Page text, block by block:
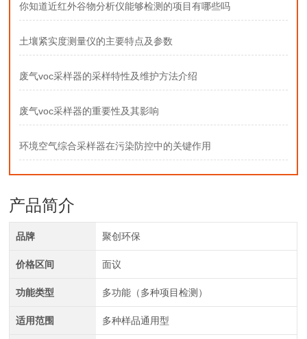
你知道近红外谷物分析仪能够检测的项目有哪些吗
土壤紧实度测量仪的主要特点及参数
废气voc采样器的采样特性及维护方法介绍
废气voc采样器的重要性及其影响
环境空气综合采样器在污染防控中的关键作用
产品简介
品牌 聚创环保
价格区间 面议
功能类型 多功能（多种项目检测）
适用范围 多种样品通用型